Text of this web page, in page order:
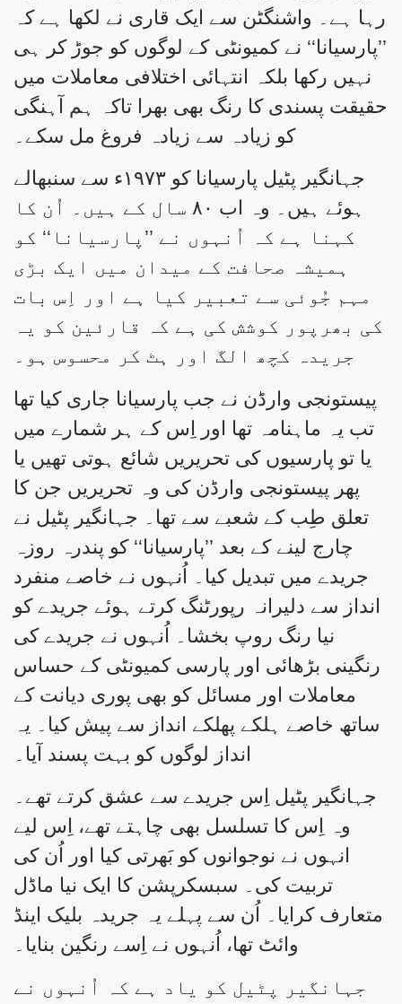
رہا ہے۔ واشنگٹن سے ایک قاری نے لکھا ہے کہ
’’پارسیانا‘‘ نے کمیونٹی کے لوگوں کو جوڑ کر ہی
نہیں رکھا بلکہ انتہائی اختلافی معاملات میں
حقیقت پسندی کا رنگ بھی بھرا تاکہ ہم آہنگی
کو زیادہ سے زیادہ فروغ مل سکے۔
جہانگیر پٹیل پارسیانا کو ۱۹۷۳ء سے سنبھالے
ہوئے ہیں۔ وہ اب ۸۰ سال کے ہیں۔ اُن کا
کہنا ہے کہ اُنہوں نے ’’پارسیانا‘‘ کو
ہمیشہ صحافت کے میدان میں ایک بڑی
مہم جُوئی سے تعبیر کیا ہے اور اِس بات
کی بھرپور کوشش کی ہے کہ قارئین کو یہ
جریدہ کچھ الگ اور ہٹ کر محسوس ہو۔
پیستونجی وارڈن نے جب پارسیانا جاری کیا تھا
تب یہ ماہنامہ تھا اور اِس کے ہر شمارے میں
یا تو پارسیوں کی تحریریں شائع ہوتی تھیں یا
پھر پیستونجی وارڈن کی وہ تحریریں جن کا
تعلق طِب کے شعبے سے تھا۔ جہانگیر پٹیل نے
چارج لینے کے بعد ’’پارسیانا‘‘ کو پندرہ روزہ
جریدے میں تبدیل کیا۔ اُنہوں نے خاصے منفرد
انداز سے دلیرانہ رپورٹنگ کرتے ہوئے جریدے کو
نیا رنگ روپ بخشا۔ اُنہوں نے جریدے کی
رنگینی بڑھائی اور پارسی کمیونٹی کے حساس
معاملات اور مسائل کو بھی پوری دیانت کے
ساتھ خاصے ہلکے پھلکے انداز سے پیش کیا۔ یہ
انداز لوگوں کو بہت پسند آیا۔
جہانگیر پٹیل اِس جریدے سے عشق کرتے تھے۔
وہ اِس کا تسلسل بھی چاہتے تھے، اِس لیے
انہوں نے نوجوانوں کو بَھرتی کیا اور اُن کی
تربیت کی۔ سبسکرپشن کا ایک نیا ماڈل
متعارف کرایا۔ اُن سے پہلے یہ جریدہ بلیک اینڈ
وائٹ تھا، اُنہوں نے اِسے رنگین بنایا۔
جہانگیر پٹیل کو یاد ہے کہ اُنہوں نے